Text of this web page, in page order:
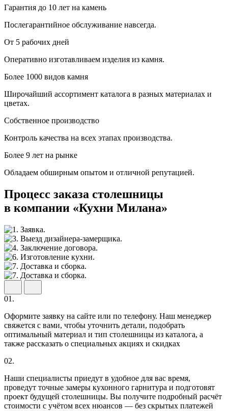
Гарантия до 10 лет на камень
Послегарантийное обслуживание навсегда.
От 5 рабочих дней
Оперативно изготавливаем изделия из камня.
Более 1000 видов камня
Широчайший ассортимент каталога в разных материалах и
цветах.
Собственное производство
Контроль качества на всех этапах производства.
Более 9 лет на рынке
Обладаем обширным опытом и отличной репутацией.
Процесс заказа столешницы
в компании «Кухни Милана»
01.
Оформите заявку на сайте или по телефону. Наш менеджер
свяжется с вами, чтобы уточнить детали, подобрать
оптимальный материал и тип столешницы из каталога, а
также рассказать о специальных акциях и скидках
02.
Наши специалисты приедут в удобное для вас время,
проведут точные замеры кухонного гарнитура и подготовят
проект будущей столешницы. Вы получите подробный расчёт
стоимости с учётом всех нюансов — без скрытых платежей